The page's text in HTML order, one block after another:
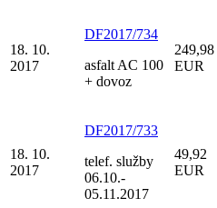
18. 10.
2017
DF2017/734
asfalt AC 100
+ dovoz
249,98
EUR
18. 10.
2017
DF2017/733
telef. služby
06.10.-
05.11.2017
49,92
EUR